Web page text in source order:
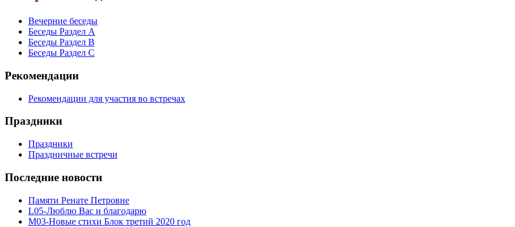
Вечерние беседы
Беседы Раздел A
Беседы Раздел B
Беседы Раздел С
Рекомендации
Рекомендации для участия во встречах
Праздники
Праздники
Праздничные встречи
Последние новости
Памяти Ренате Петровне
L05-Люблю Вас и благодарю
M03-Новые стихи Блок третий 2020 год